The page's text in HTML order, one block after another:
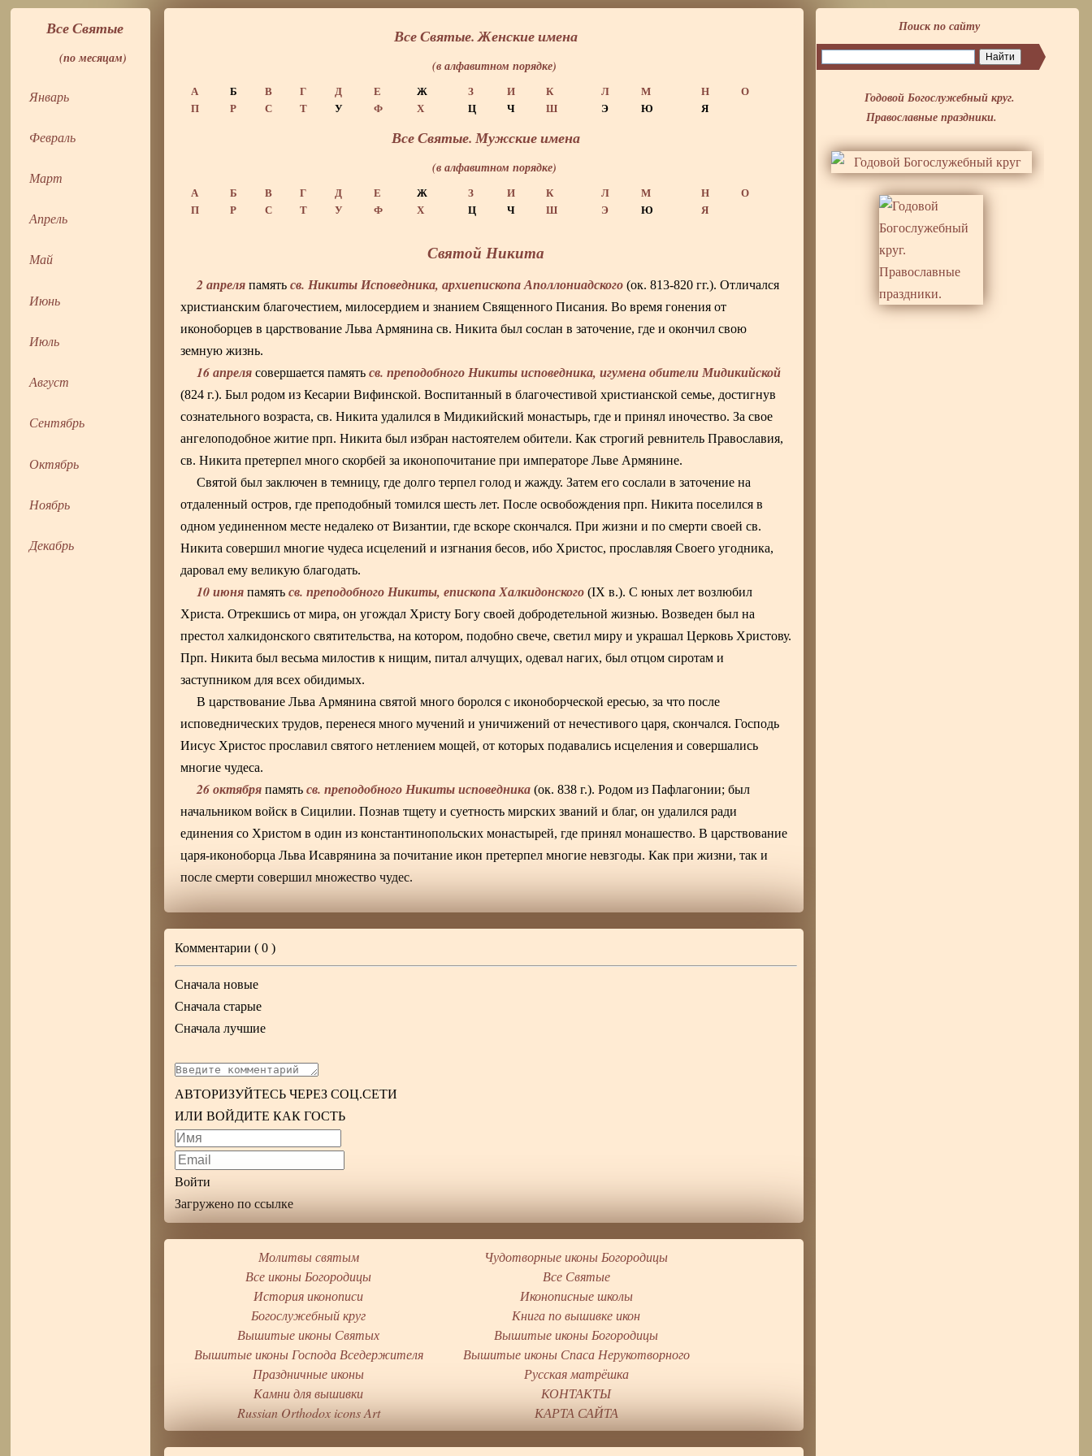
Все Святые
(по месяцам)
Январь
Февраль
Март
Апрель
Май
Июнь
Июль
Август
Сентябрь
Октябрь
Ноябрь
Декабрь
Все Святые. Женские имена
(в алфавитном порядке)
А Б В Г Д Е Ж З И К Л М Н
О
П
Р С Т У Ф Х Ц Ч Ш Э Ю Я
Все Святые. Мужские имена
(в алфавитном порядке)
А Б В Г Д Е Ж З И К Л М Н
О
П
Р С Т У Ф Х Ц Ч Ш Э Ю Я
Святой Никита
2 апреля памятьсв. Никиты Исповедника, архиепископа Аполлониадского (ок. 813-820 гг.). Отличался
христианским благочестием, милосердием и знанием Священного Писания. Во время гонения от
иконоборцев в царствование Льва Армянина св. Никита был сослан в заточение, где и окончил свою
земную жизнь.
16 апреля совершается памятьсв. преподобного Никиты исповедника, игумена обители Мидикийской
(824 г.). Был родом из Кесарии Вифинской. Воспитанный в благочестивой христианской семье, достигнув
сознательного возраста, св. Никита удалился в Мидикийский монастырь, где и принял иночество. За свое
ангелоподобное житие прп. Никита был избран настоятелем обители. Как строгий ревнитель Православия,
св. Никита претерпел много скорбей за иконопочитание при императоре Льве Армянине.
Святой был заключен в темницу, где долго терпел голод и жажду. Затем его сослали в заточение на
отдаленный остров, где преподобный томился шесть лет. После освобождения прп. Никита поселился в
одном уединенном месте недалеко от Византии, где вскоре скончался. При жизни и по смерти своей св.
Никита совершил многие чудеса исцелений и изгнания бесов, ибо Христос, прославляя Своего угодника,
даровал ему великую благодать.
10 июня памятьсв. преподобного Никиты, епископа Халкидонского (IX в.). С юных лет возлюбил
Христа. Отрекшись от мира, он угождал Христу Богу своей добродетельной жизнью. Возведен был на
престол халкидонского святительства, на котором, подобно свече, светил миру и украшал Церковь Христову.
Прп. Никита был весьма милостив к нищим, питал алчущих, одевал нагих, был отцом сиротам и
заступником для всех обидимых.
В царствование Льва Армянина святой много боролся с иконоборческой ересью, за что после
исповеднических трудов, перенеся много мучений и уничижений от нечестивого царя, скончался. Господь
Иисус Христос прославил святого нетлением мощей, от которых подавались исцеления и совершались
многие чудеса.
26 октября памятьсв. преподобного Никиты исповедника (ок. 838 г.). Родом из Пафлагонии; был
начальником войск в Сицилии. Познав тщету и суетность мирских званий и благ, он удалился ради
единения со Христом в один из константинопольских монастырей, где принял монашество. В царствование
царя-иконоборца Льва Исаврянина за почитание икон претерпел многие невзгоды. Как при жизни, так и
после смерти совершил множество чудес.
Поиск по сайту
Годовой Богослужебный круг.
Православные праздники.
Комментарии (0 )
Сначала новые
Сначала старые
Сначала лучшие
АВТОРИЗУЙТЕСЬ ЧЕРЕЗ СОЦ.СЕТИ
ИЛИ ВОЙДИТЕ КАК ГОСТЬ
Войти
Загружено по ссылке
Молитвы святым
Чудотворные иконы Богородицы
Все иконы Богородицы
Все Святые
История иконописи
Иконописные школы
Богослужебный круг
Книга по вышивке икон
Вышитые иконы Святых
Вышитые иконы Богородицы
Вышитые иконы Господа Вседержителя
Вышитые иконы Спаса Нерукотворного
Праздничные иконы
Русская матрёшка
Камни для вышивки
КОНТАКТЫ
Russian Orthodox icons Art
КАРТА САЙТА